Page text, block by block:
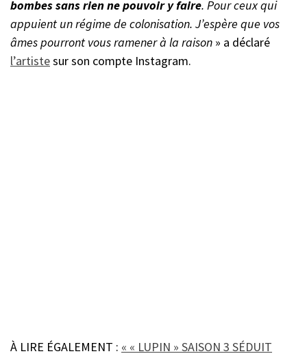
bombes sans rien ne pouvoir y faire. Pour ceux qui
appuient un régime de colonisation. J’espère que vos
âmes pourront vous ramener à la raison » a déclaré
l’artistesur son compte Instagram.
À LIRE ÉGALEMENT : « « LUPIN » SAISON 3 SÉDUIT